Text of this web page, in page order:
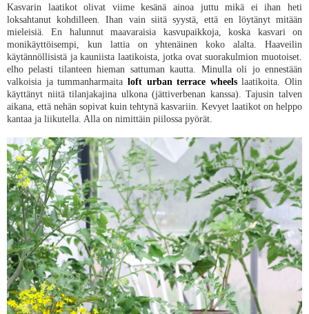
Kasvarin laatikot olivat viime kesänä ainoa juttu mikä ei ihan heti
loksahtanut kohdilleen. Ihan vain siitä syystä, että en löytänyt mitään
mieleisiä. En halunnut maavaraisia kasvupaikkoja, koska kasvari on
monikäyttöisempi, kun lattia on yhtenäinen koko alalta. Haaveilin
käytännöllisistä ja kauniista laatikoista, jotka ovat suorakulmion muotoiset.
elho pelasti tilanteen hieman sattuman kautta. Minulla oli jo ennestään
valkoisia ja tummanharmaita loft urban terrace wheelslaatikoita. Olin
käyttänyt niitä tilanjakajina ulkona (jättiverbenan kanssa). Tajusin talven
aikana, että nehän sopivat kuin tehtynä kasvariin. Kevyet laatikot on helppo
kantaa ja liikutella. Alla on nimittäin piilossa pyörät.